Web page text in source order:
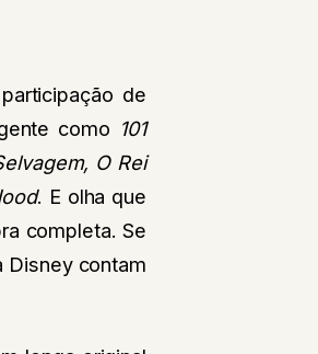
de
como 101
O Rei
. E olha que
completa. Se
Disney contam